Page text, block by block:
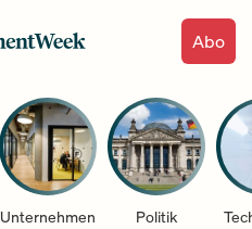
Abo
Unternehmen Politik